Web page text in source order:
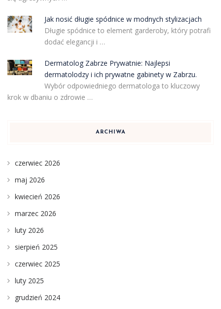
Jak nosić długie spódnice w modnych stylizacjach
Długie spódnice to element garderoby, który potrafi
dodać elegancji i …
Dermatolog Zabrze Prywatnie: Najlepsi
dermatolodzy i ich prywatne gabinety w Zabrzu.
Wybór odpowiedniego dermatologa to kluczowy
krok w dbaniu o zdrowie …
ARCHIWA
czerwiec 2026
maj 2026
kwiecień 2026
marzec 2026
luty 2026
sierpień 2025
czerwiec 2025
luty 2025
grudzień 2024